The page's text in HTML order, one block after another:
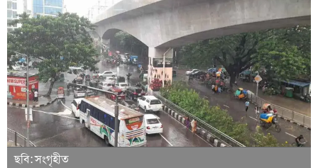
ছবি: সংগৃহীত